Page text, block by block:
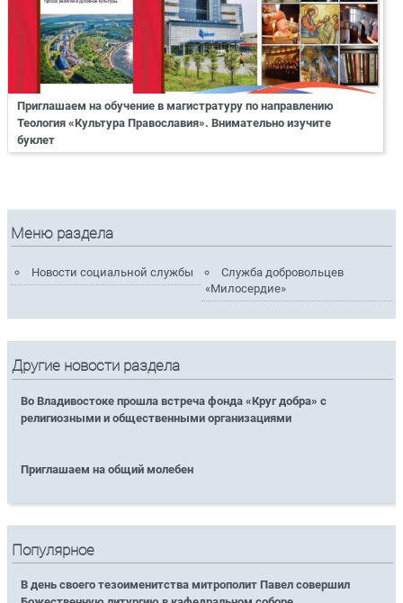
Приглашаем на обучение в магистратуру по направлению
Теология «Культура Православия». Внимательно изучите
буклет
Меню раздела
Новости социальной службы
Служба добровольцев
«Милосердие»
Другие новости раздела
Во Владивостоке прошла встреча фонда «Круг добра» с
религиозными и общественными организациями
Приглашаем на общий молебен
Популярное
В день своего тезоименитства митрополит Павел совершил